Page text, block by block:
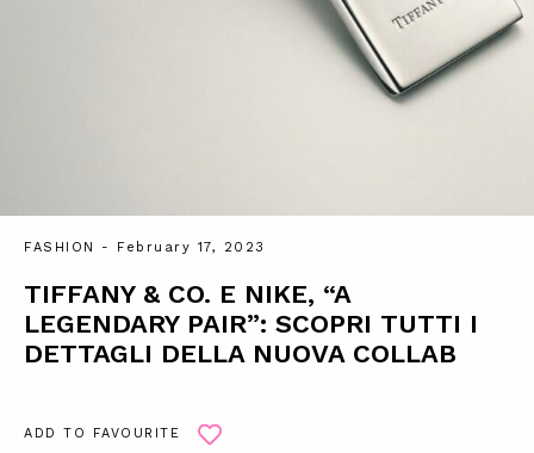
FASHION - February 17, 2023
TIFFANY & CO. E NIKE, “A
LEGENDARY PAIR”: SCOPRI TUTTI I
DETTAGLI DELLA NUOVA COLLAB
ADD TO FAVOURITE